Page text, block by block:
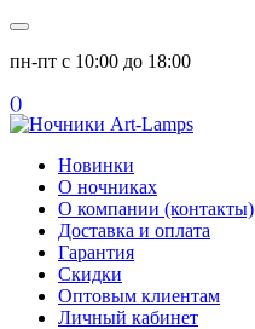
пн-пт с 10:00 до 18:00
()
Новинки
О ночниках
О компании (контакты)
Доставка и оплата
Гарантия
Скидки
Оптовым клиентам
Личный кабинет